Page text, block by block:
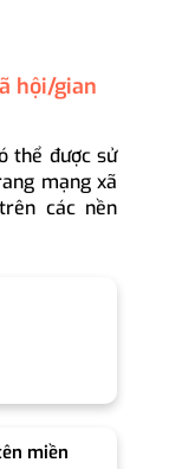
hội/gian
thể được sử
mạng xã
các nền
miền